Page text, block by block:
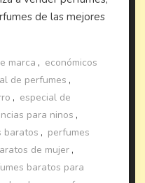
de las mejores
marca , económicos
de perfumes ,
, especial de
para ninos ,
baratos , perfumes
de mujer ,
baratos para